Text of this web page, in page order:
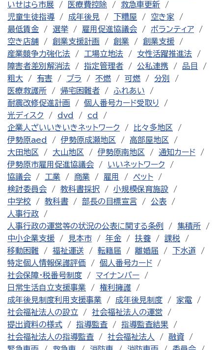
いせはら市展
医療費控除
救急車更新
児童生徒指導
成年後見 下糟屋
空き家
最低賃金
選挙 雇用促進協議会
ボランティア
空き店舗
創業支援計画 創業
創業支援
産業競争力強化法
工場立地法
女性活躍推進法
障害者差別解消法
指定管理者 公私連携
品目
粗大
有害 プラ 不燃 可燃
分別
医療救護所
帰宅困難者
ふれあい
耐震改修促進計画
個人番号カード受取り
光ディスク
dvd
cd
企業人ざいいきいきネットワーク
比々多地区
伊勢原aed
伊勢原成瀬地区
高部屋地区
大田地区
大山地区 伊勢原南地区
通知カード
伊勢原市雇用促進協議会
いいネットワーク
協議会
工業 商業 雇用
ペット
検討委員会
教科書採択
小規模保育施設
中学校
教科書 部長の目標宣言
公表
人事行政
人事行政の運営等の状況の公表に関する条例
集積所
中小企業支援
見本市 年金 扶養
課税
移動困難
福祉運送 転籍届 離婚届
下水道
特定個人情報保護評価
個人番号カード
社会保障・税番号制度
マイナンバー
日常生活自立支援事業
権利擁護
成年後見制度利用支援事業
成年後見制度
家電
社会福祉法人の設立
社会福祉法人の運営
提出資料の様式
指導監査
指導監査結果
社会福祉法人の指導監査
社会福祉法人
融資